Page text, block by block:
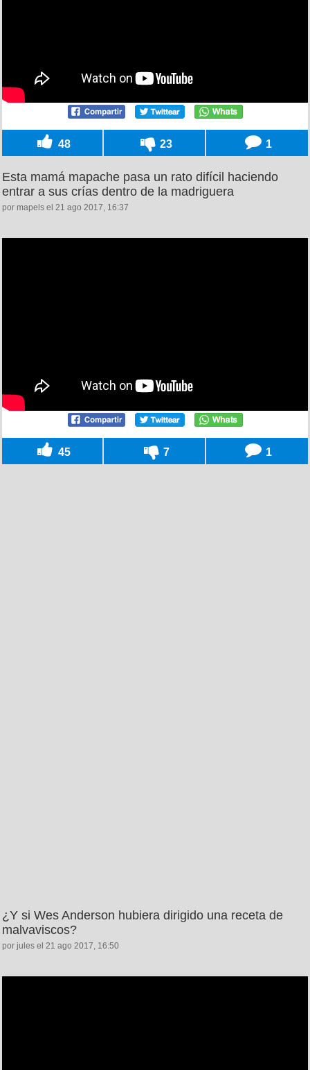
48 23 1
Esta mamá mapache pasa un rato difícil haciendo
entrar a sus crías dentro de la madriguera
por mapels el 21 ago 2017, 16:37
45 7 1
¿Y si Wes Anderson hubiera dirigido una receta de
malvaviscos?
por jules el 21 ago 2017, 16:50